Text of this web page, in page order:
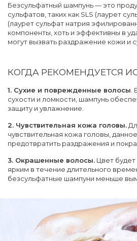
Безсульфатный шампунь — это
сульфатов, таких как SLS (лаурет
(лаурет сульфат натрия
компоненты, хоть и эффективны в
могут вызвать раздражение кожи и
КОГДА РЕКОМЕНДУЕТСЯ
1. Сухие и поврежденные волосы
сухости и ломкости, шампунь
защиту и увлажнение.
2. Чувствительная кожа головы.
чувствительная кожа головы,
предотвратить раздражения и
3. Окрашенные волосы. Цвет
ярким в течение длительного
безсульфатные шампуни меньше